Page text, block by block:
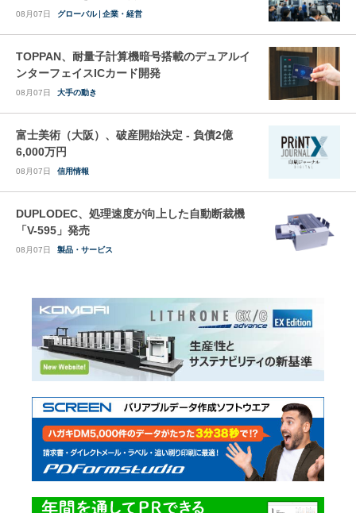
08月07日 グローバル 企業・経営
TOPPAN、耐量子計算機暗号搭載のデュアルイ
ンターフェイスICカード開発
08月07日 大手の動き
富士美術（大阪）、破産開始決定 - 負債2億
6,000万円
08月07日 信用情報
DUPLODEC、処理速度が向上した自動断裁機
「V-595」発売
08月07日 製品・サービス